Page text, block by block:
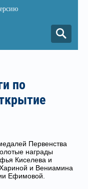
по
Первенства
награды
Киселева и
и Вениамина
Ефимовой.